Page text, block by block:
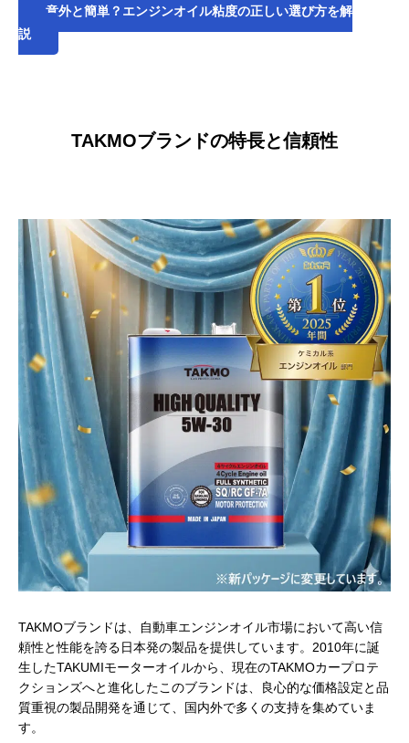
意外と簡単？エンジンオイル粘度の正しい選び方を解
説
TAKMOブランドの特長と信頼性
TAKMOブランドは、自動車エンジンオイル市場において高い信
頼性と性能を誇る日本発の製品を提供しています。2010年に誕
生したTAKUMIモーターオイルから、現在のTAKMOカープロテ
クションズへと進化したこのブランドは、良心的な価格設定と品
質重視の製品開発を通じて、国内外で多くの支持を集めていま
す。